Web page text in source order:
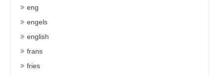
eng
engels
english
frans
fries